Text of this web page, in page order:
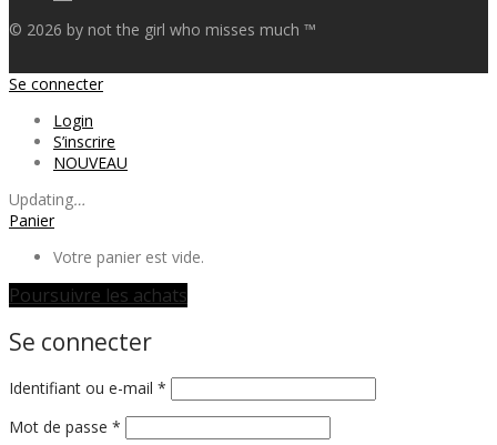
© 2026 by not the girl who misses much ™
Se connecter
Login
S’inscrire
NOUVEAU
Updating…
Panier
Votre panier est vide.
Poursuivre les achats
Se connecter
Identifiant ou e-mail *
Mot de passe *